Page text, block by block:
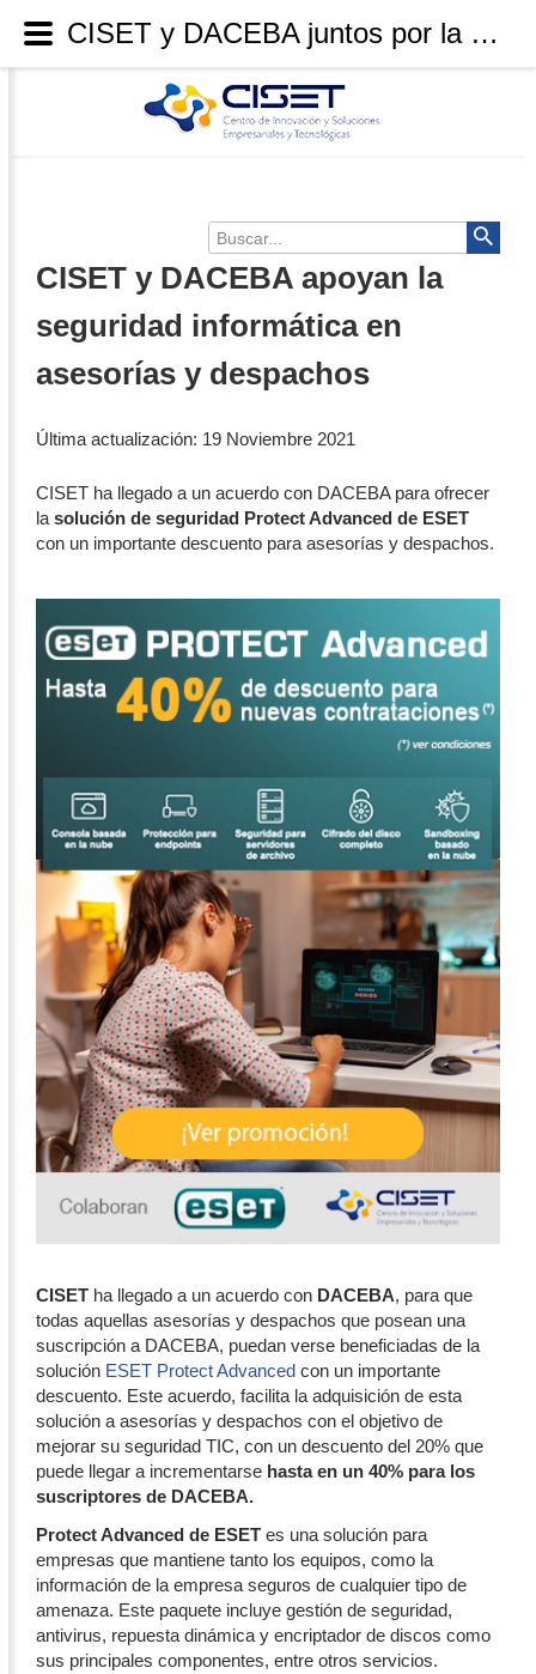
Buscar...
CISET y DACEBA apoyan la
seguridad informática en
asesorías y despachos
Última actualización: 19 Noviembre 2021
CISET ha llegado a un acuerdo con DACEBA para ofrecer
la solución de seguridad Protect Advanced de ESET
con un importante descuento para asesorías y despachos.
CISET ha llegado a un acuerdo con DACEBA, para que
todas aquellas asesorías y despachos que posean una
suscripción a DACEBA, puedan verse beneficiadas de la
solución ESET Protect Advanced con un importante
descuento. Este acuerdo, facilita la adquisición de esta
solución a asesorías y despachos con el objetivo de
mejorar su seguridad TIC, con un descuento del 20% que
puede llegar a incrementarse hasta en un 40% para los
suscriptores de DACEBA.
Protect Advanced de ESET es una solución para
empresas que mantiene tanto los equipos, como la
información de la empresa seguros de cualquier tipo de
amenaza. Este paquete incluye gestión de seguridad,
antivirus, repuesta dinámica y encriptador de discos como
sus principales componentes, entre otros servicios.
CISET y DACEBA juntos por la seguridad informática